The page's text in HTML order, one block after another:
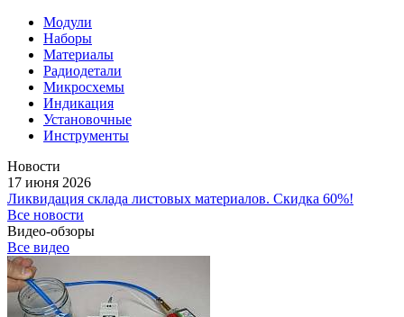
Модули
Наборы
Материалы
Радиодетали
Микросхемы
Индикация
Установочные
Инструменты
Новости
17 июня 2026
Ликвидация склада листовых материалов. Скидка 60%!
Все новости
Видео-обзоры
Все видео